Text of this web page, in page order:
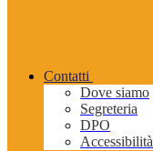
Contatti
Dove siamo
Segreteria
DPO
Accessibilità